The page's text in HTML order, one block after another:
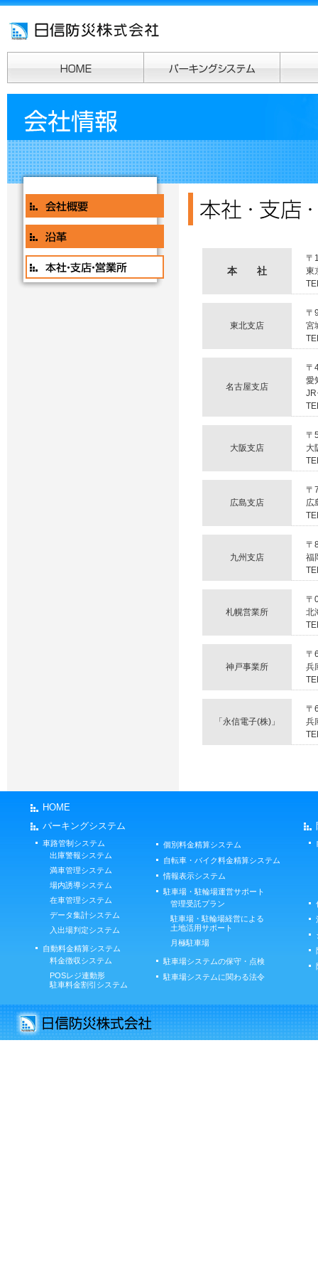
本 社
〒
東
東北支店
〒
宮
名古屋支店
〒
愛
JR
大阪支店
〒
大
広島支店
〒
広
九州支店
〒
福
札幌営業所
〒
北
神戸事業所
〒
兵
「永信電子(株)」
〒
兵
HOME
パーキングシステム
車路管制システム
出庫警報システム
満車管理システム
場内誘導システム
在車管理システム
データ集計システム
入出場判定システム
自動料金精算システム
料金徴収システム
POSレジ連動形
駐車料金割引システム
個別料金精算システム
自転車・バイク料金精算システム
情報表示システム
駐車場・駐輪場運営サポート
管理受託プラン
駐車場・駐輪場経営による
土地活用サポート
月極駐車場
駐車場システムの保守・点検
駐車場システムに関わる法令